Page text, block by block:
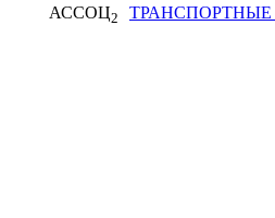
АССОЦ2 ТРАНСПОРТНЫЕ